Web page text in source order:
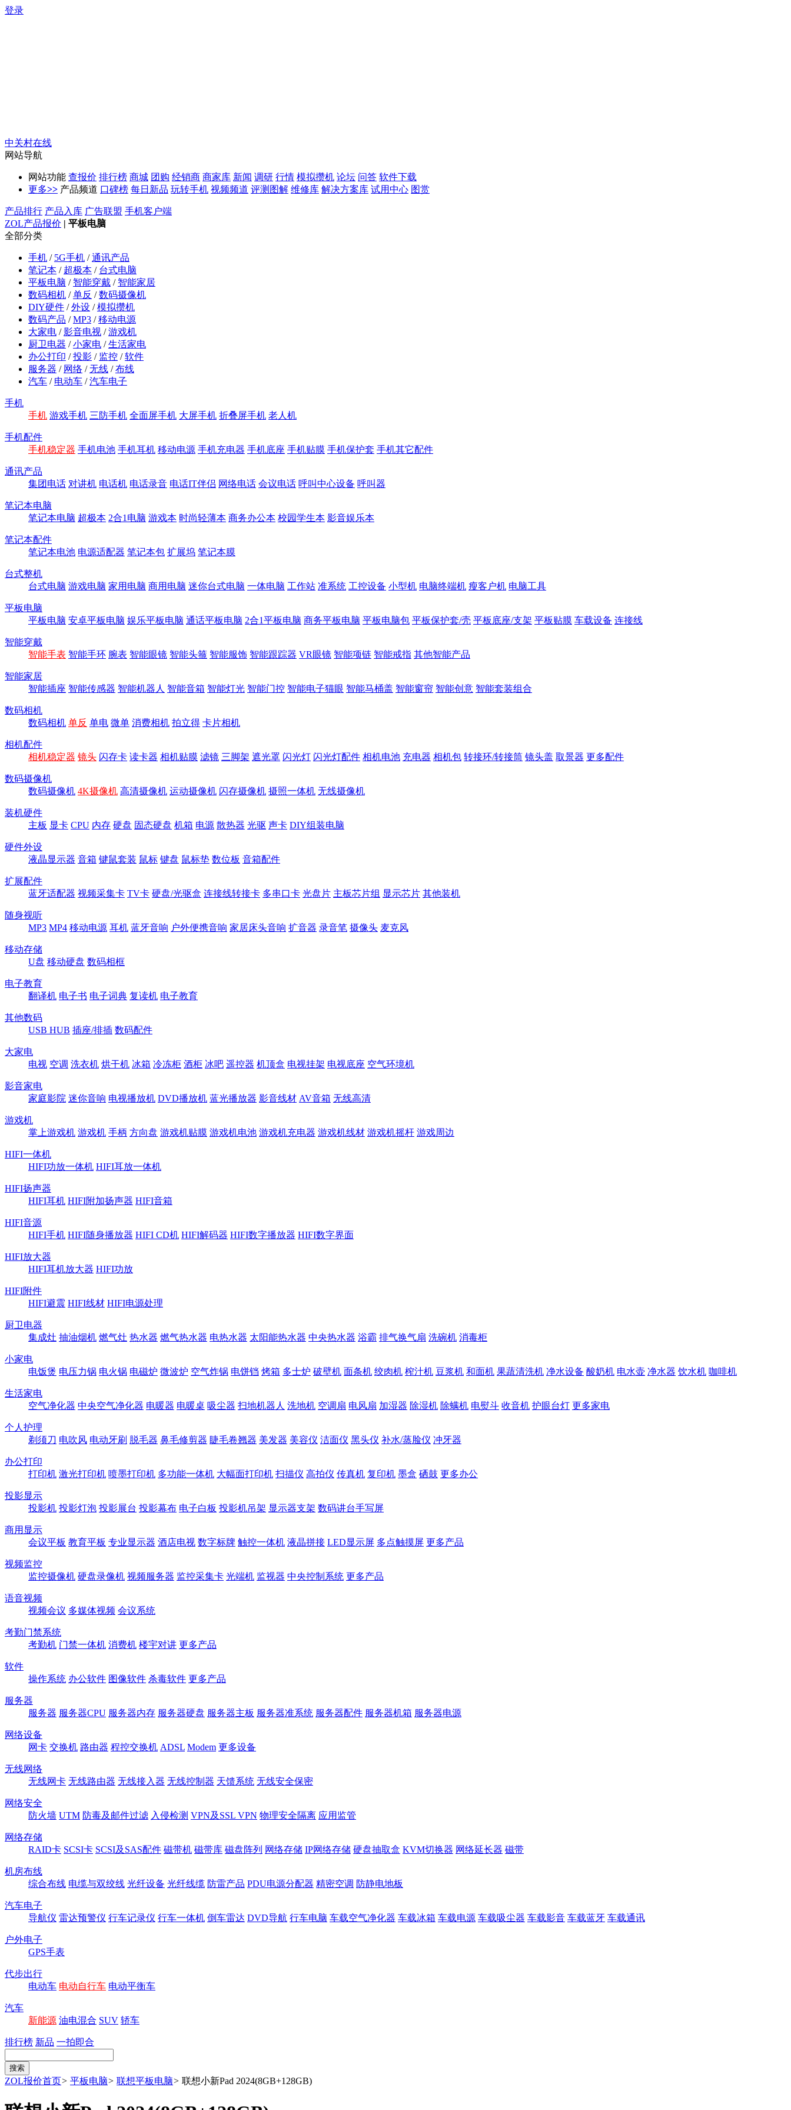
登录
中关村在线
网站导航
网站功能 查报价 排行榜 商城 团购 经销商 商家库 新闻 调研 行情 模拟攒机 论坛 问答 软件下载
更多>> 产品频道 口碑榜 每日新品 玩转手机 视频频道 评测图解 维修库 解决方案库 试用中心 图赏
产品排行 产品入库 广告联盟 手机客户端
ZOL产品报价 | 平板电脑
全部分类
手机 / 5G手机 /通讯产品
笔记本 / 超极本 / 台式电脑
平板电脑 / 智能穿戴 / 智能家居
数码相机 /单反 /数码摄像机
DIY硬件 /外设 /模拟攒机
数码产品 /MP3 /移动电源
大家电 /影音电视 /游戏机
厨卫电器 /小家电 /生活家电
办公打印 /投影 / 监控 /软件
服务器 / 网络 /无线 /布线
汽车 / 电动车 /汽车电子
手机
手机 游戏手机 三防手机 全面屏手机 大屏手机 折叠屏手机 老人机
手机配件
手机稳定器 手机电池 手机耳机 移动电源 手机充电器 手机底座 手机贴膜 手机保护套 手机其它配件
通讯产品
集团电话 对讲机 电话机 电话录音 电话IT伴侣 网络电话 会议电话 呼叫中心设备 呼叫器
笔记本电脑
笔记本电脑 超极本 2合1电脑 游戏本 时尚轻薄本 商务办公本 校园学生本 影音娱乐本
笔记本配件
笔记本电池 电源适配器 笔记本包 扩展坞 笔记本膜
台式整机
台式电脑 游戏电脑 家用电脑 商用电脑 迷你台式电脑 一体电脑 工作站 准系统 工控设备 小型机 电脑终端机 瘦客户机 电脑工具
平板电脑
平板电脑 安卓平板电脑 娱乐平板电脑 通话平板电脑 2合1平板电脑 商务平板电脑 平板电脑包 平板保护套/壳 平板底座/支架 平板贴膜 车载设备 连接线
智能穿戴
智能手表 智能手环 腕表 智能眼镜 智能头箍 智能服饰 智能跟踪器 VR眼镜 智能项链 智能戒指 其他智能产品
智能家居
智能插座 智能传感器 智能机器人 智能音箱 智能灯光 智能门控 智能电子猫眼 智能马桶盖 智能窗帘 智能创意 智能套装组合
数码相机
数码相机 单反 单电 微单 消费相机 拍立得 卡片相机
相机配件
相机稳定器 镜头 闪存卡 读卡器 相机贴膜 滤镜 三脚架 遮光罩 闪光灯 闪光灯配件 相机电池 充电器 相机包 转接环/转接筒 镜头盖 取景器 更多配件
数码摄像机
数码摄像机 4K摄像机 高清摄像机 运动摄像机 闪存摄像机 摄照一体机 无线摄像机
装机硬件
主板 显卡 CPU 内存 硬盘 固态硬盘 机箱 电源 散热器 光驱 声卡 DIY组装电脑
硬件外设
液晶显示器 音箱 键鼠套装 鼠标 键盘 鼠标垫 数位板 音箱配件
扩展配件
蓝牙适配器 视频采集卡 TV卡 硬盘/光驱盒 连接线转接卡 多串口卡 光盘片 主板芯片组 显示芯片 其他装机
随身视听
MP3 MP4 移动电源 耳机 蓝牙音响 户外便携音响 家居床头音响 扩音器 录音笔 摄像头 麦克风
移动存储
U盘 移动硬盘 数码相框
电子教育
翻译机 电子书 电子词典 复读机 电子教育
其他数码
USB HUB 插座/排插 数码配件
大家电
电视 空调 洗衣机 烘干机 冰箱 冷冻柜 酒柜 冰吧 遥控器 机顶盒 电视挂架 电视底座 空气环境机
影音家电
家庭影院 迷你音响 电视播放机 DVD播放机 蓝光播放器 影音线材 AV音箱 无线高清
游戏机
掌上游戏机 游戏机 手柄 方向盘 游戏机贴膜 游戏机电池 游戏机充电器 游戏机线材 游戏机摇杆 游戏周边
HIFI一体机
HIFI功放一体机 HIFI耳放一体机
HIFI扬声器
HIFI耳机 HIFI附加扬声器 HIFI音箱
HIFI音源
HIFI手机 HIFI随身播放器 HIFI CD机 HIFI解码器 HIFI数字播放器 HIFI数字界面
HIFI放大器
HIFI耳机放大器 HIFI功放
HIFI附件
HIFI避震 HIFI线材 HIFI电源处理
厨卫电器
集成灶 抽油烟机 燃气灶 热水器 燃气热水器 电热水器 太阳能热水器 中央热水器 浴霸 排气换气扇 洗碗机 消毒柜
小家电
电饭煲 电压力锅 电火锅 电磁炉 微波炉 空气炸锅 电饼铛 烤箱 多士炉 破壁机 面条机 绞肉机 榨汁机 豆浆机 和面机 果蔬清洗机 净水设备 酸奶机 电水壶 净水器 饮水机 咖啡机
生活家电
空气净化器 中央空气净化器 电暖器 电暖桌 吸尘器 扫地机器人 洗地机 空调扇 电风扇 加湿器 除湿机 除螨机 电熨斗 收音机 护眼台灯 更多家电
个人护理
剃须刀 电吹风 电动牙刷 脱毛器 鼻毛修剪器 睫毛卷翘器 美发器 美容仪 洁面仪 黑头仪 补水/蒸脸仪 冲牙器
办公打印
打印机 激光打印机 喷墨打印机 多功能一体机 大幅面打印机 扫描仪 高拍仪 传真机 复印机 墨盒 硒鼓 更多办公
投影显示
投影机 投影灯泡 投影展台 投影幕布 电子白板 投影机吊架 显示器支架 数码讲台手写屏
商用显示
会议平板 教育平板 专业显示器 酒店电视 数字标牌 触控一体机 液晶拼接 LED显示屏 多点触摸屏 更多产品
视频监控
监控摄像机 硬盘录像机 视频服务器 监控采集卡 光端机 监视器 中央控制系统 更多产品
语音视频
视频会议 多媒体视频 会议系统
考勤门禁系统
考勤机 门禁一体机 消费机 楼宇对讲 更多产品
软件
操作系统 办公软件 图像软件 杀毒软件 更多产品
服务器
服务器 服务器CPU 服务器内存 服务器硬盘 服务器主板 服务器准系统 服务器配件 服务器机箱 服务器电源
网络设备
网卡 交换机 路由器 程控交换机 ADSL Modem 更多设备
无线网络
无线网卡 无线路由器 无线接入器 无线控制器 天馈系统 无线安全保密
网络安全
防火墙 UTM 防毒及邮件过滤 入侵检测 VPN及SSL VPN 物理安全隔离 应用监管
网络存储
RAID卡 SCSI卡 SCSI及SAS配件 磁带机 磁带库 磁盘阵列 网络存储 IP网络存储 硬盘抽取盒 KVM切换器 网络延长器 磁带
机房布线
综合布线 电缆与双绞线 光纤设备 光纤线缆 防雷产品 PDU电源分配器 精密空调 防静电地板
汽车电子
导航仪 雷达预警仪 行车记录仪 行车一体机 倒车雷达 DVD导航 行车电脑 车载空气净化器 车载冰箱 车载电源 车载吸尘器 车载影音 车载蓝牙 车载通讯
户外电子
GPS手表
代步出行
电动车 电动自行车 电动平衡车
汽车
新能源 油电混合 SUV 轿车
排行榜 新品 一拍即合
ZOL报价首页> 平板电脑> 联想平板电脑> 联想小新Pad 2024(8GB+128GB)